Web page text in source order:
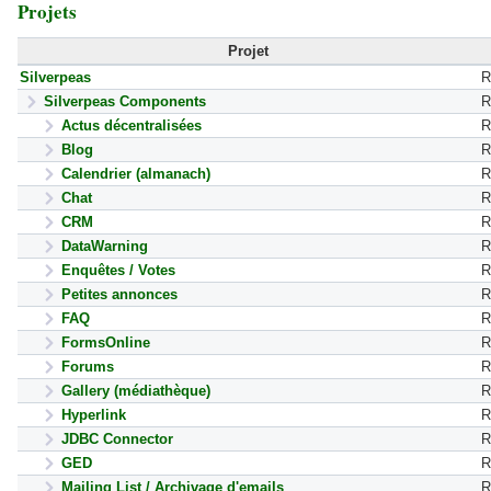
Projets
Projet
Silverpeas
Silverpeas Components
Actus décentralisées
Blog
Calendrier (almanach)
Chat
CRM
DataWarning
Enquêtes / Votes
Petites annonces
FAQ
FormsOnline
Forums
Gallery (médiathèque)
Hyperlink
JDBC Connector
GED
Mailing List / Archivage d'emails